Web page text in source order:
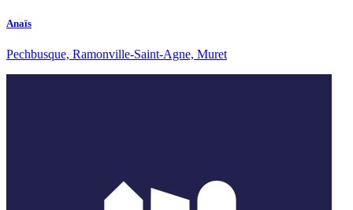
Anaïs
Pechbusque, Ramonville-Saint-Agne, Muret